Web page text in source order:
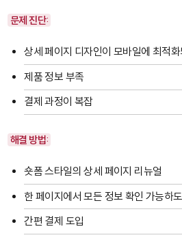
문제 진단:
상세 페이지 디자인이 모바일에 최적
제품 정보 부족
결제 과정이 복잡
해결 방법:
숏폼 스타일의 상세 페이지 리뉴얼
한 페이지에서 모든 정보 확인 가능하
간편 결제 도입